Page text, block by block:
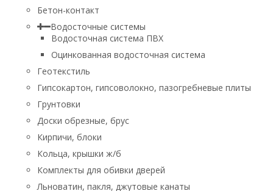
Бетон-контакт
Водосточные системы
Водосточная система ПВХ
Оцинкованная водосточная система
Геотекстиль
Гипсокартон, гипсоволокно, пазогребневые плиты
Грунтовки
Доски обрезные, брус
Кирпичи, блоки
Кольца, крышки ж/б
Комплекты для обивки дверей
Льноватин, пакля, джутовые канаты